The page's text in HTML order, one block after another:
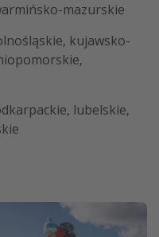
mazurskie
kujawsko-
lubelskie,